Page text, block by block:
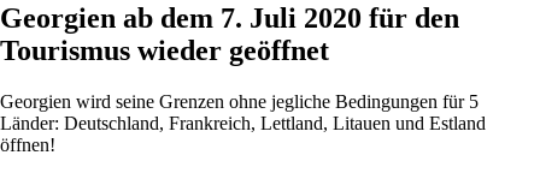
Georgien ab dem 7. Juli 2020 für den
Tourismus wieder geöffnet
Georgien wird seine Grenzen ohne jegliche Bedingungen für 5
Länder: Deutschland, Frankreich, Lettland, Litauen und Estland
öffnen!